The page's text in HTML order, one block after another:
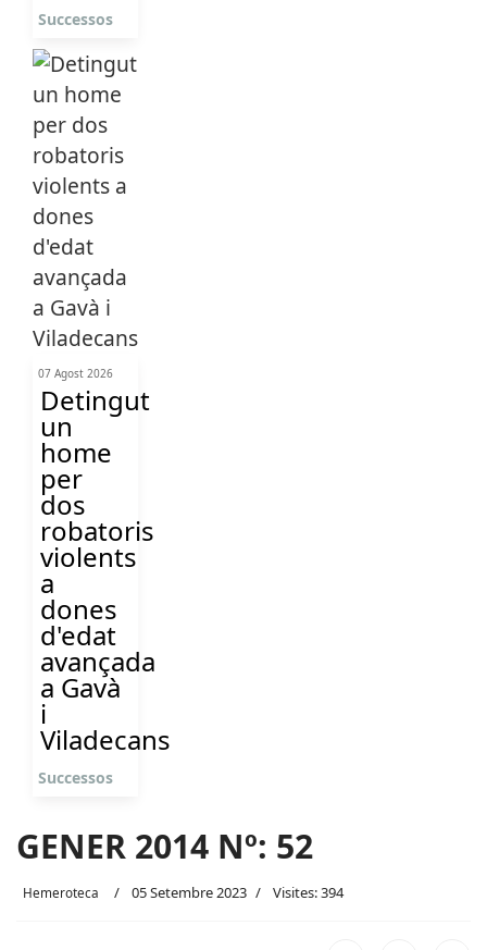
Successos
07 Agost 2026
Detingut
un
home
per
dos
robatoris
violents
a
dones
d'edat
avançada
a Gavà
i
Viladecans
Successos
GENER 2014 Nº: 52
Hemeroteca 05 Setembre 2023 Visites: 394